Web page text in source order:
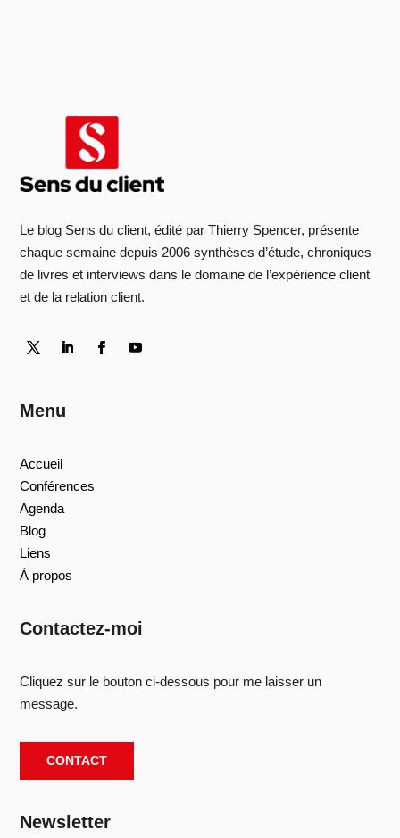
Le blog Sens du client, édité par Thierry Spencer, présente
chaque semaine depuis 2006 synthèses d’étude, chroniques
de livres et interviews dans le domaine de l’expérience client
et de la relation client.
Menu
Accueil
Conférences
Agenda
Blog
Liens
À propos
Contactez-moi
Cliquez sur le bouton ci-dessous pour me laisser un
message.
CONTACT
Newsletter